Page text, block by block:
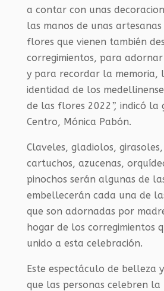
a contar con unas
las manos de unas
flores que vienen también
corregimientos, para
y para recordar la memoria,
identidad de los
de las flores 2022 ”, indicó la
Centro, Mónica Pabón.
Claveles, gladiolos, girasoles,
cartuchos, azucenas,
pinochos serán algunas de
embellecerán cada una de
que son adornadas por
hogar de los corregimientos
unido a esta celebración.
Este espectáculo de belleza
que las personas celebren